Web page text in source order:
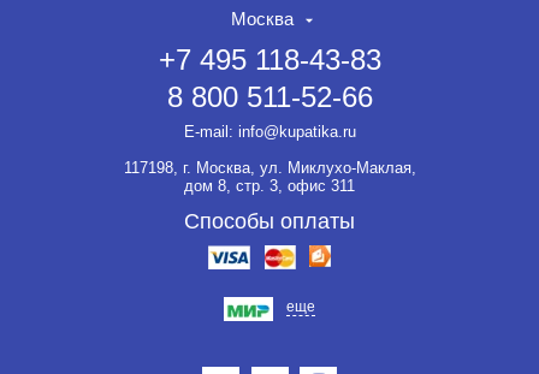
Москва
+7 495 118-43-83
8 800 511-52-66
E-mail: info@kupatika.ru
117198, г. Москва, ул. Миклухо-Маклая,
дом 8, стр. 3, офис 311
Способы оплаты
еще